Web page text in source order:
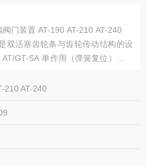
门装置 AT-190 AT-210 AT-240
双活塞齿轮条与齿轮传动结构的设
GT-SA 单作用（弹簧复位），适
210 AT-240